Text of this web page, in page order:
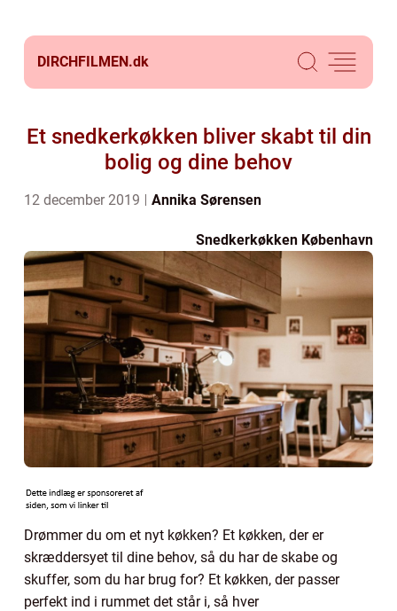
DIRCHFILMEN.dk
Et snedkerkøkken bliver skabt til din
bolig og dine behov
12 december 2019 Annika Sørensen
Snedkerkøkken København
Drømmer du om et nyt køkken? Et køkken, der er
skræddersyet til dine behov, så du har de skabe og
skuffer, som du har brug for? Et køkken, der passer
perfekt ind i rummet det står i, så hver